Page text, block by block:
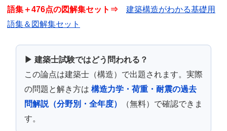
語集＋476点の図解集セット⇒ 建築構造がわかる基礎用
語集＆図解集セット
▶ 建築士試験ではどう問われる？
この論点は建築士（構造）で出題されます。実際
の問題と解き方は 構造力学・荷重・耐震の過去
問解説（分野別・全年度）
（無料）で確認できま
す。